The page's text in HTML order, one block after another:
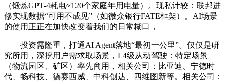
（锻炼GPT-4耗电≈120个家庭年用电量）。现私计较：联邦进
修实现数据“可用不成见”（如微众银行FATE框架）。AI场景
的使用正正在加快改变着我们的日常糊口，
投资需隆重，打通AI Agent落地“最初一公里”。仅仅是研
究所用，深挖用户需求取场景，L4级从动驾驶：特定场景
（物流园区、矿区）率先商用，相关公司：比亚迪、宁德时
代、畅科技、德赛西威、中科创达、四维图新等。相关公司：